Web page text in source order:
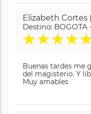
Elizabeth Cortes
Destino:
★★★★
Buenas tardes me
del magisterio. Y
Muy amables